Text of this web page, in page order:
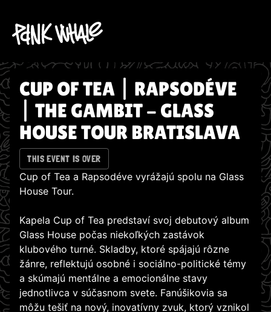
CUP OF TEA | RAPSODÉVE
| THE GAMBIT - GLASS
HOUSE TOUR BRATISLAVA
THIS EVENT IS OVER
Cup of Tea a Rapsodéve vyrážajú spolu na Glass
House Tour.
Kapela Cup of Tea predstaví svoj debutový album
Glass House počas niekoľkých zastávok
klubového turné. Skladby, ktoré spájajú rôzne
žánre, reflektujú osobné i sociálno-politické témy
a skúmajú mentálne a emocionálne stavy
jednotlivca v súčasnom svete. Fanúšikovia sa
môžu tešiť na nový, inovatívny zvuk, ktorý vznikol